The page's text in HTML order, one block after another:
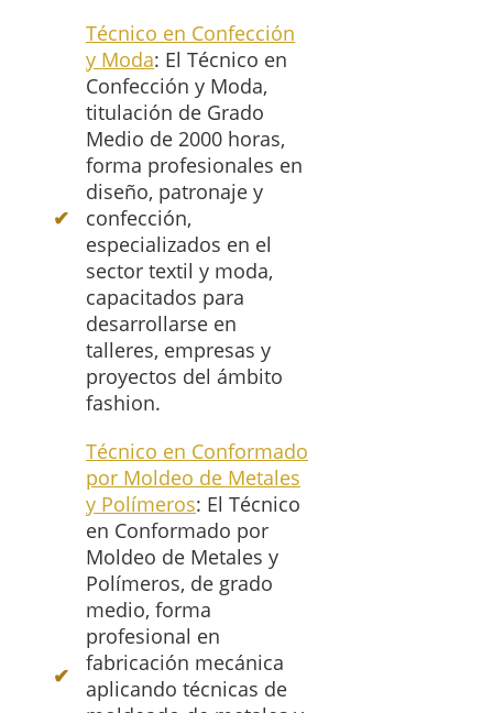
Técnico en Confección
y Moda: El Técnico en
Confección y Moda,
titulación de Grado
Medio de 2000 horas,
forma profesionales en
diseño, patronaje y
confección,
especializados en el
sector textil y moda,
capacitados para
desarrollarse en
talleres, empresas y
proyectos del ámbito
fashion.
Técnico en Conformado
por Moldeo de Metales
y Polímeros: El Técnico
en Conformado por
Moldeo de Metales y
Polímeros, de grado
medio, forma
profesional en
fabricación mecánica
aplicando técnicas de